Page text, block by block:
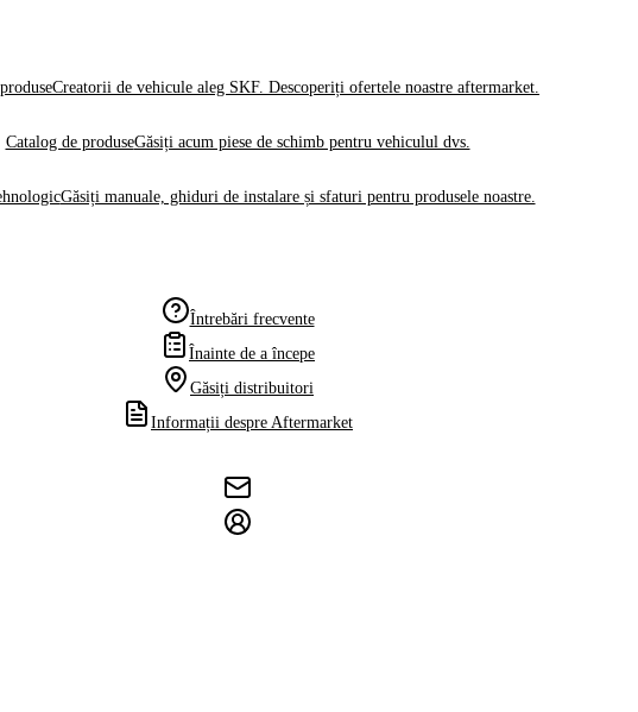
Creatorii de vehicule aleg SKF. Descoperiți ofertele noastre aftermarket.
Catalog de produseGăsiți acum piese de schimb pentru vehiculul dvs.
Găsiți manuale, ghiduri de instalare și sfaturi pentru produsele noastre.
Întrebări frecvente
Înainte de a începe
Găsiți distribuitori
Informații despre Aftermarket